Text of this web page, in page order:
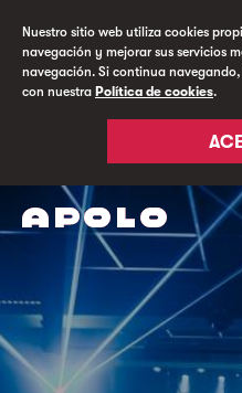
Nuestro sitio web utiliza cookies
navegación y mejorar sus servicios
navegación. Si continua
con nuestra Política de cookies.